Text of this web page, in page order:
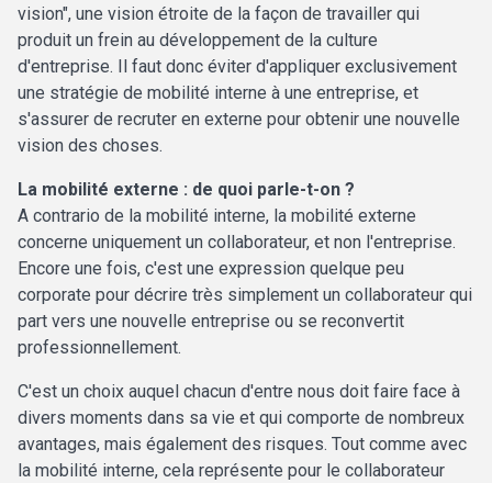
vision", une vision étroite de la façon de travailler qui
produit un frein au développement de la culture
d'entreprise. Il faut donc éviter d'appliquer exclusivement
une stratégie de mobilité interne à une entreprise, et
s'assurer de recruter en externe pour obtenir une nouvelle
vision des choses.
La mobilité externe : de quoi parle-t-on ?
A contrario de la mobilité interne, la mobilité externe
concerne uniquement un collaborateur, et non l'entreprise.
Encore une fois, c'est une expression quelque peu
corporate pour décrire très simplement un collaborateur qui
part vers une nouvelle entreprise ou se reconvertit
professionnellement.
C'est un choix auquel chacun d'entre nous doit faire face à
divers moments dans sa vie et qui comporte de nombreux
avantages, mais également des risques. Tout comme avec
la mobilité interne, cela représente pour le collaborateur